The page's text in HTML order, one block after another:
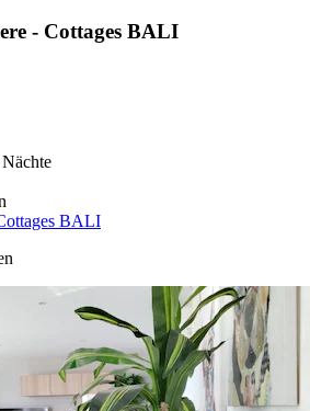
- Cottages BALI
BALI